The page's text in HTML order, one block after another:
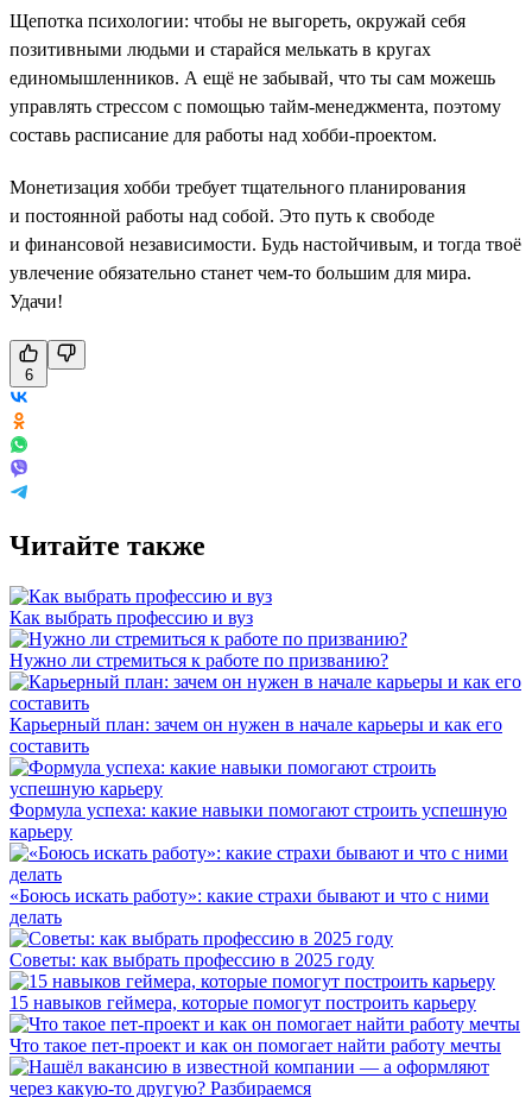
Щепотка психологии: чтобы не выгореть, окружай себя
позитивными людьми и старайся мелькать в кругах
единомышленников. А ещё не забывай, что ты сам можешь
управлять стрессом с помощью тайм-менеджмента, поэтому
составь расписание для работы над хобби-проектом.
Монетизация хобби требует тщательного планирования
и постоянной работы над собой. Это путь к свободе
и финансовой независимости. Будь настойчивым, и тогда твоё
увлечение обязательно станет чем-то большим для мира.
Удачи!
6
Читайте также
Как выбрать профессию и вуз
Нужно ли стремиться к работе по призванию?
Карьерный план: зачем он нужен в начале карьеры и как его
составить
Формула успеха: какие навыки помогают строить успешную
карьеру
«Боюсь искать работу»: какие страхи бывают и что с ними
делать
Советы: как выбрать профессию в 2025 году
15 навыков геймера, которые помогут построить карьеру
Что такое пет-проект и как он помогает найти работу мечты